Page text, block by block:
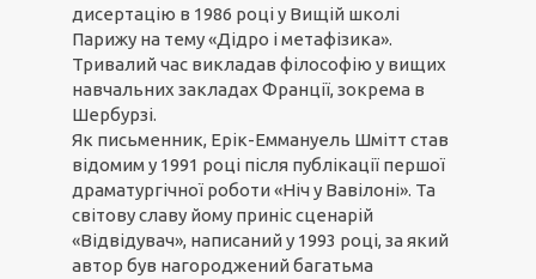
дисертацію в 1986 році у Вищій школі
Парижу на тему «Дідро і метафізика».
Тривалий час викладав філософію у вищих
навчальних закладах Франції, зокрема в
Шербурзі.
Як письменник, Ерік-Еммануель Шмітт став
відомим у 1991 році після публікації першої
драматургічної роботи «Ніч у Вавілоні». Та
світову славу йому приніс сценарій
«Відвідувач», написаний у 1993 році, за який
автор був нагороджений багатьма